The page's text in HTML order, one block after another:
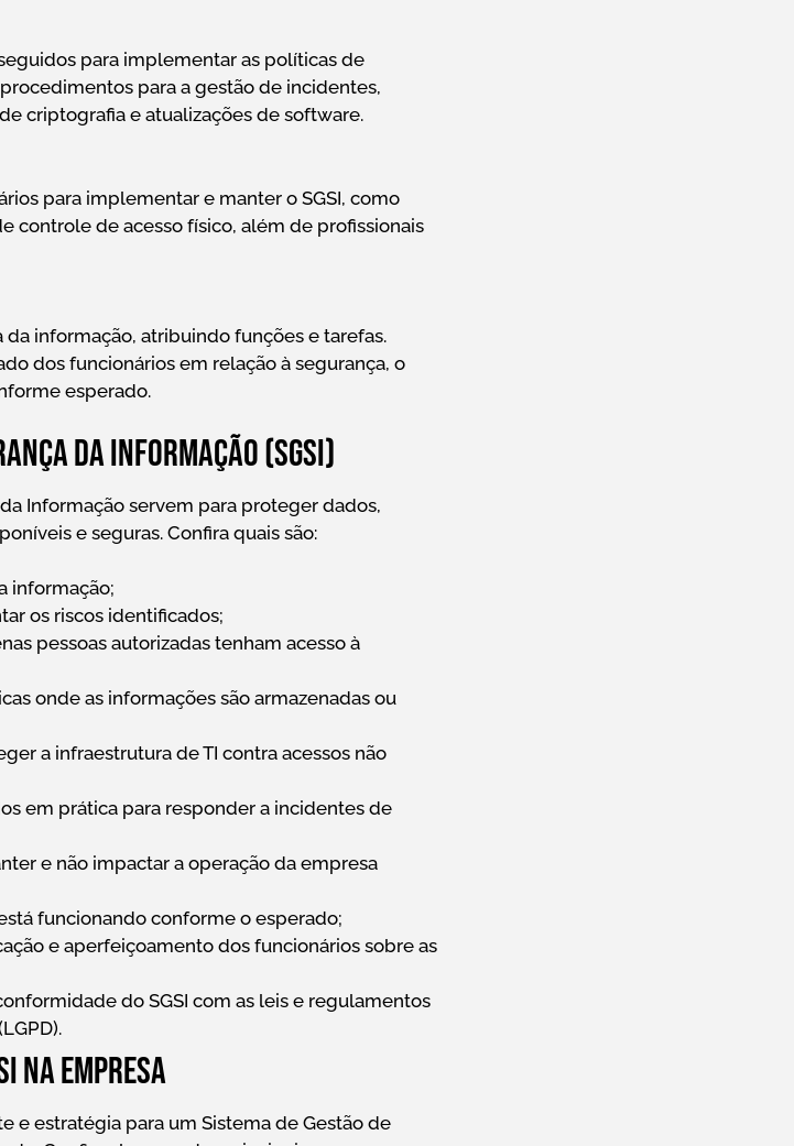
para implementar as políticas de
para a gestão de incidentes,
criptografia e atualizações de software.
para implementar e manter o SGSI, como
controle de acesso físico, além de profissionais
informação, atribuindo funções e tarefas.
dos funcionários em relação à segurança, o
esperado.
da Informação (SGSI)
Informação servem para proteger dados,
e seguras. Confira quais são:
informação;
os riscos identificados;
pessoas autorizadas tenham acesso à
onde as informações são armazenadas ou
a infraestrutura de TI contra acessos não
em prática para responder a incidentes de
e não impactar a operação da empresa
funcionando conforme o esperado;
e aperfeiçoamento dos funcionários sobre as
do SGSI com as leis e regulamentos
na empresa
e estratégia para um Sistema de Gestão de